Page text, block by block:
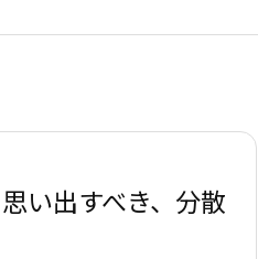

次へ
検索
い出すべき、分散